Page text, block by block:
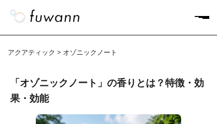
アクアティック > オゾニックノート
「オゾニックノート」の香りとは？特徴・効
果・効能